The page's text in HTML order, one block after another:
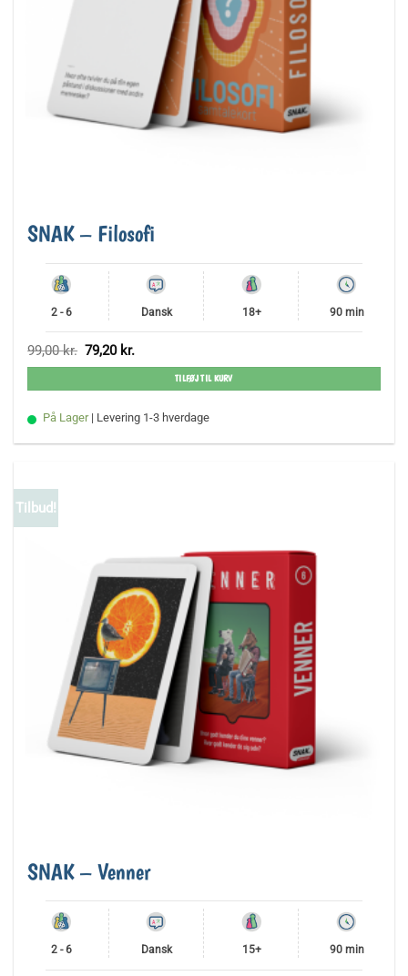
SNAK – Filosofi
2 - 6 Dansk 18+ 90 min
99,00kr. Den
oprindelige
pris
99,00 kr..
79,20 kr.
aktuelle
pris
79,20 kr..
TILFØJ TIL KURV
På Lager | Levering 1-3 hverdage
Tilbud!
SNAK – Venner
2 - 6 Dansk 15+ 90 min